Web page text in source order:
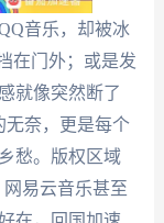
音乐，却被冰
在门外；或是发
就像突然断了
无奈，更是每个
愁。版权区域
易云音乐甚至